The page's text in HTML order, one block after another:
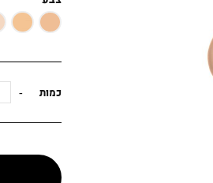
כמות